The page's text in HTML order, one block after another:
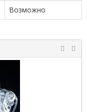
Возможно